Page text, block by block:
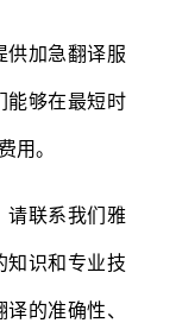
加急翻译服
能够在最短时
用。
联系我们雅
知识和专业技
的准确性、